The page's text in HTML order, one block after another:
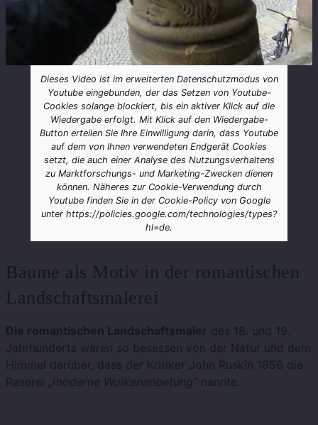
Dieses Video ist im erweiterten Datenschutzmodus von
Youtube eingebunden, der das Setzen von Youtube-
Cookies solange blockiert, bis ein aktiver Klick auf die
Wiedergabe erfolgt. Mit Klick auf den Wiedergabe-
Button erteilen Sie Ihre Einwilligung darin, dass Youtube
auf dem von Ihnen verwendeten Endgerät Cookies
setzt, die auch einer Analyse des Nutzungsverhaltens
zu Marktforschungs- und Marketing-Zwecken dienen
können. Näheres zur Cookie-Verwendung durch
Youtube finden Sie in der Cookie-Policy von Google
unter https://policies.google.com/technologies/types?
hl=de.
Bäume als Motiv in der romantischen
Landschaftsmalerei
Die romantischen Landschaftsmaler des 18. und 19.
Jahrhunderts waren so besessen von der Natur und dem
Himmel darüber, dass der Kritiker John Ruskin 1856 die
Raserei
„moderne Wolkenanbetung“ nannte.